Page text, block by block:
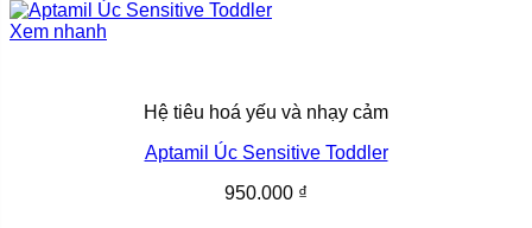
Xem nhanh
Hệ tiêu hoá yếu và nhạy cảm
Aptamil Úc Sensitive Toddler
950.000 ₫